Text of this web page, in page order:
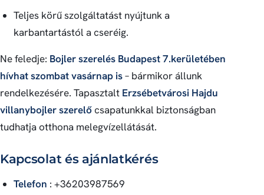
Teljes körű szolgáltatást nyújtunk a
karbantartástól a cseréig.
Ne feledje: Bojler szerelés Budapest 7.kerületében
hívhat szombat vasárnap is– bármikor állunk
rendelkezésére. Tapasztalt Erzsébetvárosi Hajdu
villanybojler szerelőcsapatunkkal biztonságban
tudhatja otthona melegvízellátását.
Kapcsolat és ajánlatkérés
Telefon : +36203987569